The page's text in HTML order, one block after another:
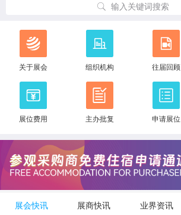
输入关键词搜索
关于展会 组织机构 往届回顾
展位费用 主办批复 申请展位
展会快讯 展商快讯 业界资讯